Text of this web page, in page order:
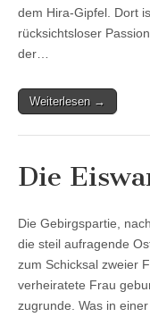
dem Hira-Gipfel. Dort
rücksichtsloser
der…
Weiterlesen →
Die
Die Gebirgspartie,
die steil aufragende
zum Schicksal zweier
verheiratete Frau
zugrunde. Was in